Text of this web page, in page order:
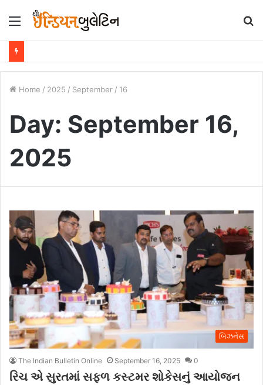
Menu
Home / 2025 / September / 16
Day: September 16,
2025
બિઝનેસ
The Indian Bulletin Online September 16, 2025 0
રિચ એ સુરતમાં સફળ કસ્ટમર શોકેસનું આયોજન